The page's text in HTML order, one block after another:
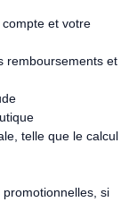
et votre
remboursements et
telle que le calcul
si